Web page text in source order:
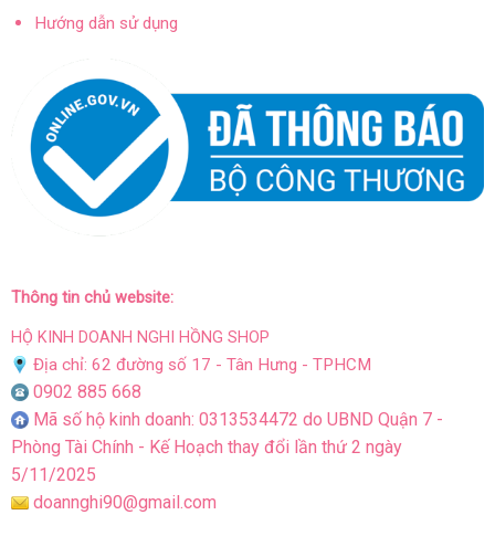
Hướng dẫn sử dụng
Thông tin chủ website:
HỘ KINH DOANH NGHI HỒNG SHOP
Địa chỉ: 62 đường số 17 - Tân Hưng - TPHCM
0902 885 668
Mã số hộ kinh doanh: 0313534472 do UBND Quận 7 -
Phòng Tài Chính - Kế Hoạch thay đổi lần thứ 2 ngày
5/11/2025
doannghi90@gmail.com